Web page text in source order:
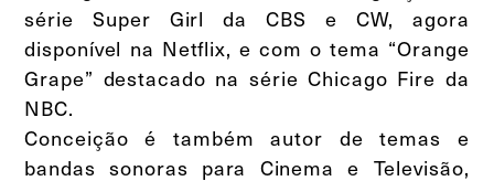
série Super Girl da CBS e CW, agora
disponível na Netflix, e com o tema “Orange
Grape” destacado na série Chicago Fire da
NBC.
Conceição é também autor de temas e
bandas sonoras para Cinema e Televisão,